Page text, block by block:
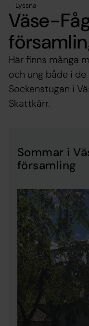
Lyssna
Väse-
Här finns många
och ung både i
Sockenstugan i
Skattkärr.
Sommar i
församling